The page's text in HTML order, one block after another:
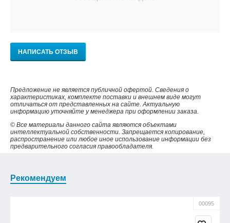
НАПИСАТЬ ОТЗЫВ
Предложение не является публичной офертой. Сведения о
характеристиках, комплекте поставки и внешнем виде могут
отличаться от представленных на сайте. Актуальную
информацию уточняйте у менеджера при оформлении заказа.
© Все материалы данного сайта являются объектами
интеллектуальной собственности. Запрещается копирование,
распространение или любое иное использование информации без
предварительного согласия правообладателя.
Рекомендуем
00095